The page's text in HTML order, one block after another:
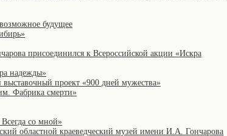
будущее
присоединился к Всероссийской акции «Искра
надежды»
выставочный проект «900 дней мужества»
Фабрика смерти»
Всегда со мной»
областной краеведческий музей имени И.А. Гончарова